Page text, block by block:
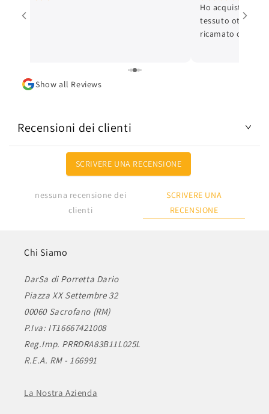
Ho acquistato
tessuto ottimo e
ricamato con
Show all Reviews
Recensioni dei clienti
SCRIVERE UNA RECENSIONE
nessuna recensione dei
clienti
SCRIVERE UNA
RECENSIONE
Chi Siamo
DarSa di Porretta Dario
Piazza XX Settembre 32
00060 Sacrofano (RM)
P.Iva: IT16667421008
Reg.Imp. PRRDRA83B11L025L
R.E.A. RM - 166991
La Nostra Azienda